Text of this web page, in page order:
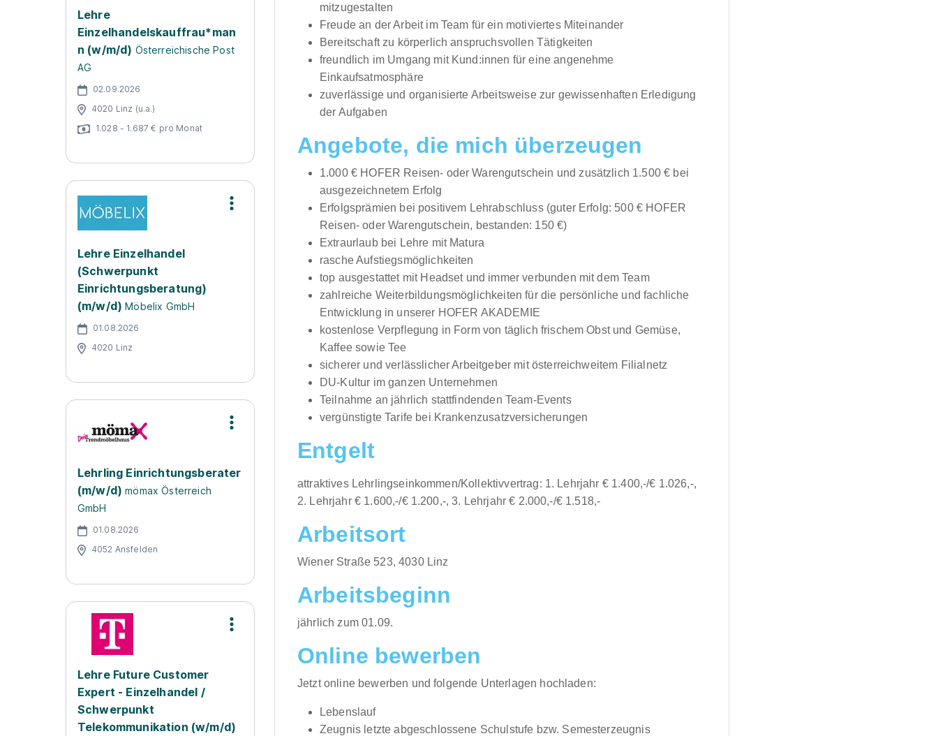
Lehre
Einzelhandelskauffrau*man
n (w/m/d) Österreichische Post
AG
02.09.2026
4020 Linz (u.a.)
1.028 - 1.687 € pro Monat
Lehre Einzelhandel
(Schwerpunkt
Einrichtungsberatung)
(m/w/d) Möbelix GmbH
01.08.2026
4020 Linz
Lehrling Einrichtungsberater
(m/w/d) mömax Österreich
GmbH
01.08.2026
4052 Ansfelden
Lehre Future Customer
Expert - Einzelhandel /
Schwerpunkt
Telekommunikation (w/m/d)
mitzugestalten
Freude an der Arbeit im Team für ein motiviertes Miteinander
Bereitschaft zu körperlich anspruchsvollen Tätigkeiten
freundlich im Umgang mit Kund:innen für eine angenehme
Einkaufsatmosphäre
zuverlässige und organisierte Arbeitsweise zur gewissenhaften Erledigung
der Aufgaben
Angebote, die mich überzeugen
1.000 € HOFER Reisen- oder Warengutschein und zusätzlich 1.500 € bei
ausgezeichnetem Erfolg
Erfolgsprämien bei positivem Lehrabschluss (guter Erfolg: 500 € HOFER
Reisen- oder Warengutschein, bestanden: 150 €)
Extraurlaub bei Lehre mit Matura
rasche Aufstiegsmöglichkeiten
top ausgestattet mit Headset und immer verbunden mit dem Team
zahlreiche Weiterbildungsmöglichkeiten für die persönliche und fachliche
Entwicklung in unserer HOFER AKADEMIE
kostenlose Verpflegung in Form von täglich frischem Obst und Gemüse,
Kaffee sowie Tee
sicherer und verlässlicher Arbeitgeber mit österreichweitem Filialnetz
DU-Kultur im ganzen Unternehmen
Teilnahme an jährlich stattfindenden Team-Events
vergünstigte Tarife bei Krankenzusatzversicherungen
Entgelt
attraktives Lehrlingseinkommen/Kollektivvertrag: 1. Lehrjahr € 1.400,-/€ 1.026,-,
2. Lehrjahr € 1.600,-/€ 1.200,-, 3. Lehrjahr € 2.000,-/€ 1.518,-
Arbeitsort
​Wiener Straße 523, 4030 Linz​​
Arbeitsbeginn
jährlich zum 01.09.​
Online bewerben
Jetzt online bewerben und folgende Unterlagen hochladen:
Lebenslauf
Zeugnis letzte abgeschlossene Schulstufe bzw. Semesterzeugnis